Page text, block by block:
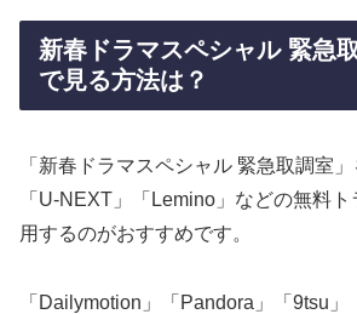
新春ドラマスペシャル 緊急
で見る方法は？
「新春ドラマスペシャル 緊急取調室」
「U-NEXT」「Lemino」などの無料
用するのがおすすめです。
「Dailymotion」「Pandora」「9tsu」